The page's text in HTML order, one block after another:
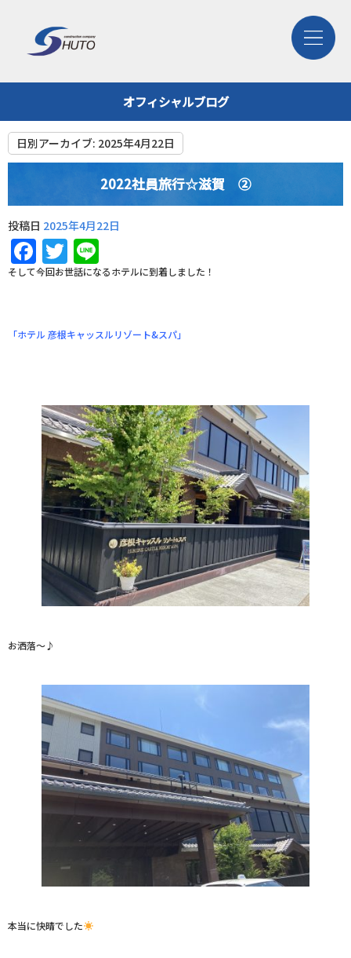
オフィシャルブログ
日別アーカイブ: 2025年4月22日
2022社員旅行☆滋賀 ②
投稿日 2025年4月22日
Facebook
Twitter
そして今回お世話になるホテルに到着しました！
「ホテル 彦根キャッスルリゾート&スパ」
お洒落～♪
本当に快晴でした